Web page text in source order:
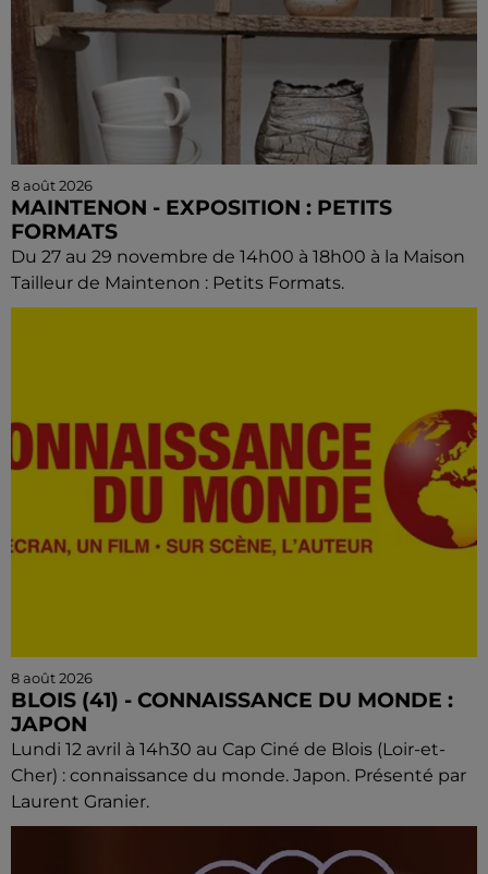
8 août 2026
MAINTENON - EXPOSITION : PETITS
FORMATS
Du 27 au 29 novembre de 14h00 à 18h00 à la Maison
Tailleur de Maintenon : Petits Formats.
8 août 2026
BLOIS (41) - CONNAISSANCE DU MONDE :
JAPON
Lundi 12 avril à 14h30 au Cap Ciné de Blois (Loir-et-
Cher) : connaissance du monde. Japon. Présenté par
Laurent Granier.